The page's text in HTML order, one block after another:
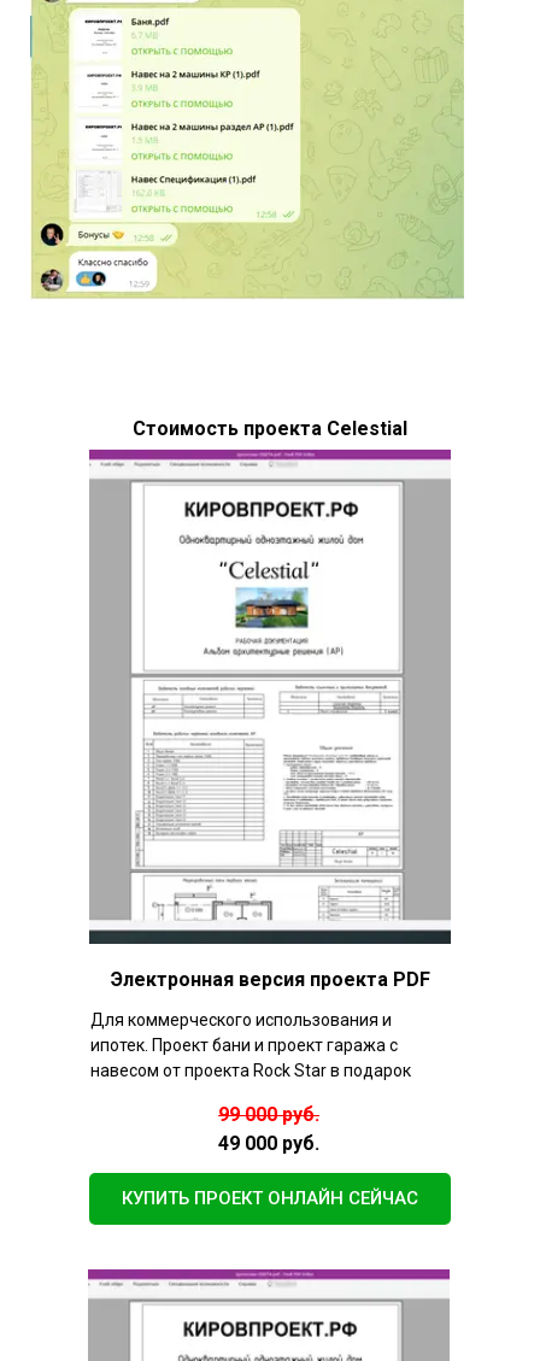
КУПИТЬ ПРОЕКТ ОНЛАЙН СЕЙЧАС
99 000 руб.
49 000 руб.
Для коммерческого использования и
ипотек. Проект бани и проект гаража с
навесом от проекта Rock Star в подарок
Электронная версия проекта PDF
Стоимость проекта Celestial